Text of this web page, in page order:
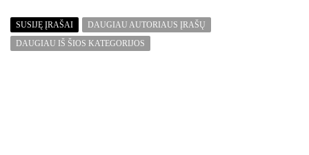
SUSIJĘ ĮRAŠAI
DAUGIAU AUTORIAUS ĮRAŠŲ
DAUGIAU IŠ ŠIOS KATEGORIJOS